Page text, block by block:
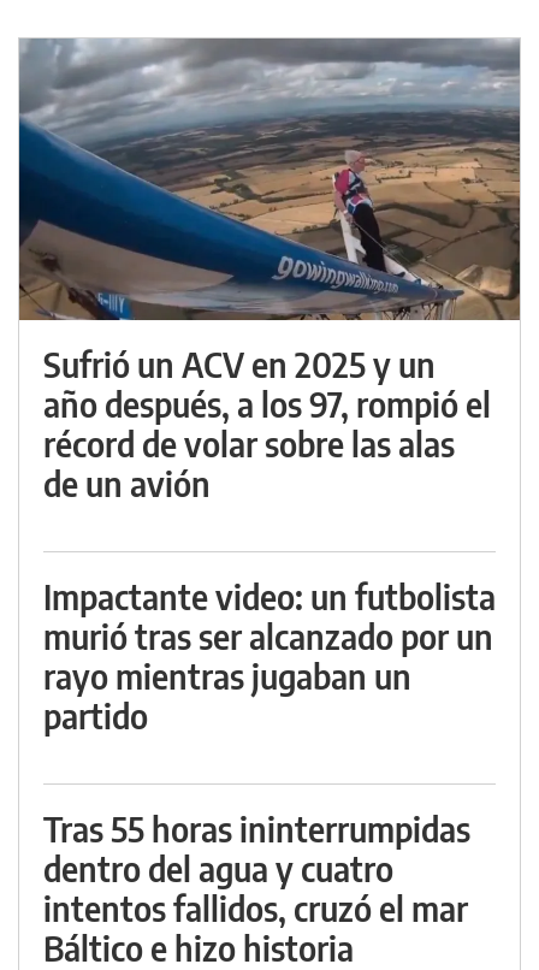
Sufrió un ACV en 2025 y un
año después, a los 97, rompió el
récord de volar sobre las alas
de un avión
Impactante video: un futbolista
murió tras ser alcanzado por un
rayo mientras jugaban un
partido
Tras 55 horas ininterrumpidas
dentro del agua y cuatro
intentos fallidos, cruzó el mar
Báltico e hizo historia